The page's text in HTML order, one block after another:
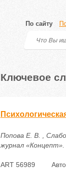
По сайту
Ключевое
Попова Е. В. ,
журнал «Концепт».
ART 56989